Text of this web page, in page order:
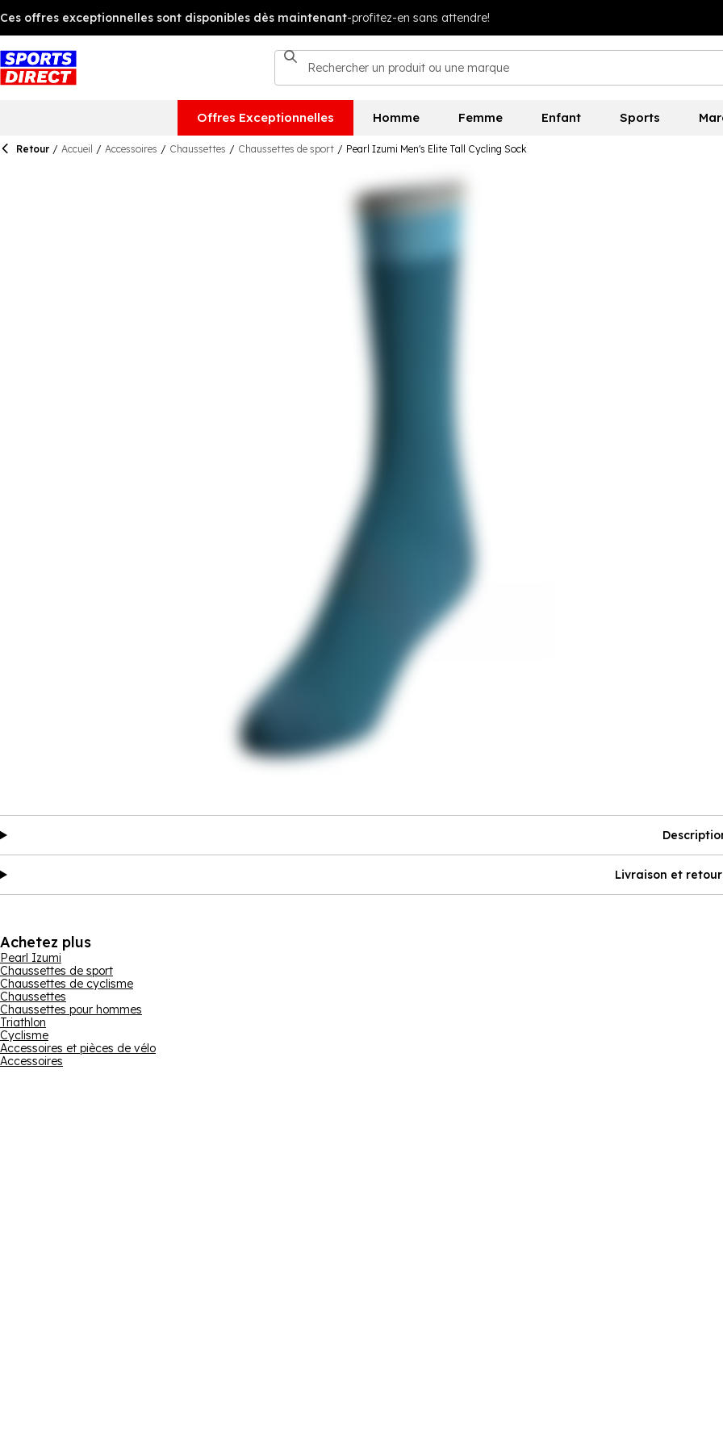
Offres Exceptionnelles Homme Femme Enfant Sports
Retour / Accueil / Accessoires / Chaussettes / Chaussettes de sport / Pearl Izumi Men's Elite Tall Cycling Sock
Livraison et
Achetez plus
Pearl Izumi
Chaussettes de sport
Chaussettes de cyclisme
Chaussettes
Chaussettes pour hommes
Triathlon
Cyclisme
Accessoires et pièces de vélo
Accessoires